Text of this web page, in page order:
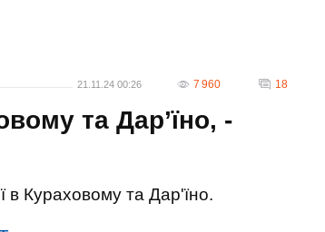
21.11.24 00:26 7 960 18
та Дар’їно, -
в Кураховому та Дар'їно.